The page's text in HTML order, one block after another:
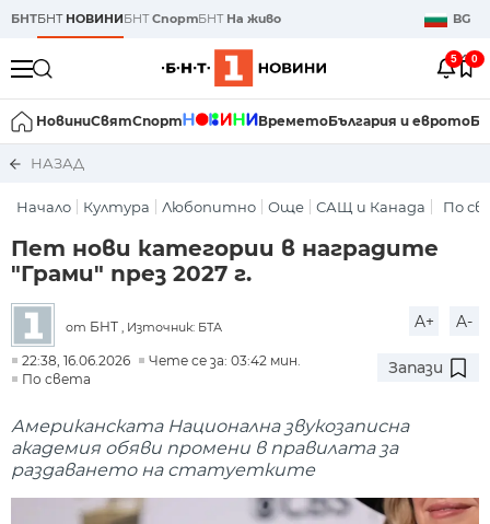
БНТБНТ НОВИНИБНТСпортБНТ На живо BG
5 0
НовиниСвятСпорт ВреметоБългария и еврото
НАЗАД
Начало Култура Любопитно Още САЩ и Канада По
Пет нови категории в наградите
"Грами" през 2027 г.
от БНТ , Източник: БТА A+ A-
22:38, 16.06.2026
Чете се за: 03:42 мин.
По света
Запази
Американската Национална звукозаписна
академия обяви промени в правилата за
раздаването на статуетките